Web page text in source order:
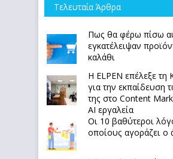
Τελευταία Άρθρα
Πως θα φέρω πίσω
εγκατέλειψαν
καλάθι
Η ELPEN επέλεξε τη
για την εκπαίδευση
της στο Content
AI εργαλεία
Οι 10 βαθύτεροι
οποίους αγοράζει ο